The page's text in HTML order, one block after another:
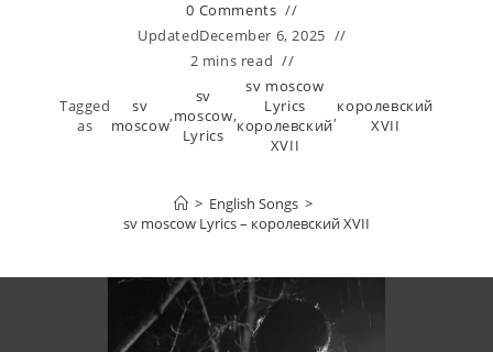
0 Comments
UpdatedDecember 6, 2025
2 mins read
Tagged
as
sv
moscow,
sv
moscow
Lyrics
,
sv moscow
Lyrics
королевский
XVII
,королевский
XVII
> English Songs >
sv moscow Lyrics – королевский XVII